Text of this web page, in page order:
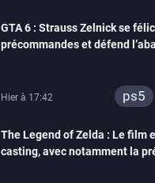
GTA 6 : Strauss Zelnick se
précommandes et défend
Hier à 17:42 ps5
The Legend of Zelda : Le film
casting, avec notamment la